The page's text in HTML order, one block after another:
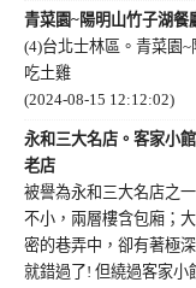
青菜園~陽明山竹子湖餐
(4)台北士林區。青菜園
吃土雞
(2024-08-15 12:12:02)
永和三大名店。客家小
老店
被譽為永和三大名店之
不小，兩層樓含包廂；
密的巷弄中，卻有著極
就錯過了! 但繞過客家小